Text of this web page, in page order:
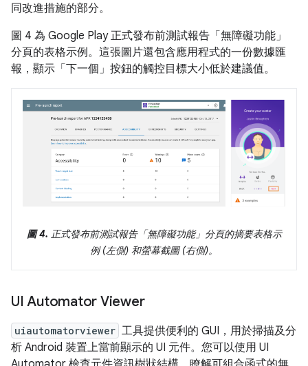
同改進措施的部分。
圖 4 為 Google Play 正式發布前測試報告「無障礙功能」
分頁的表格示例。這張圖片還包含應用程式的一份數據匯
報，顯示「下一個」 按鈕的觸控目標大小低於建議值。
圖 4. 正式發布前測試報告「無障礙功能」 分頁的摘要表格示
例 (左側) 和螢幕截圖 (右側)。
UI Automator Viewer
uiautomatorviewer 工具提供便利的 GUI，用於掃描及分
析 Android 裝置上當前顯示的 UI 元件。您可以使用 UI